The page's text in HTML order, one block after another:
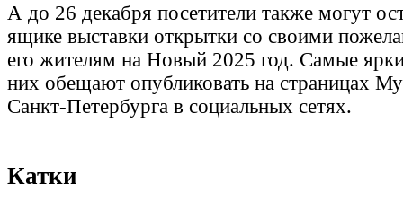
А до 26 декабря посетители также могут
ящике выставки открытки со своими
его жителям на Новый 2025 год. Самые
них обещают опубликовать на страницах
Санкт-Петербурга в социальных сетях.
Катки